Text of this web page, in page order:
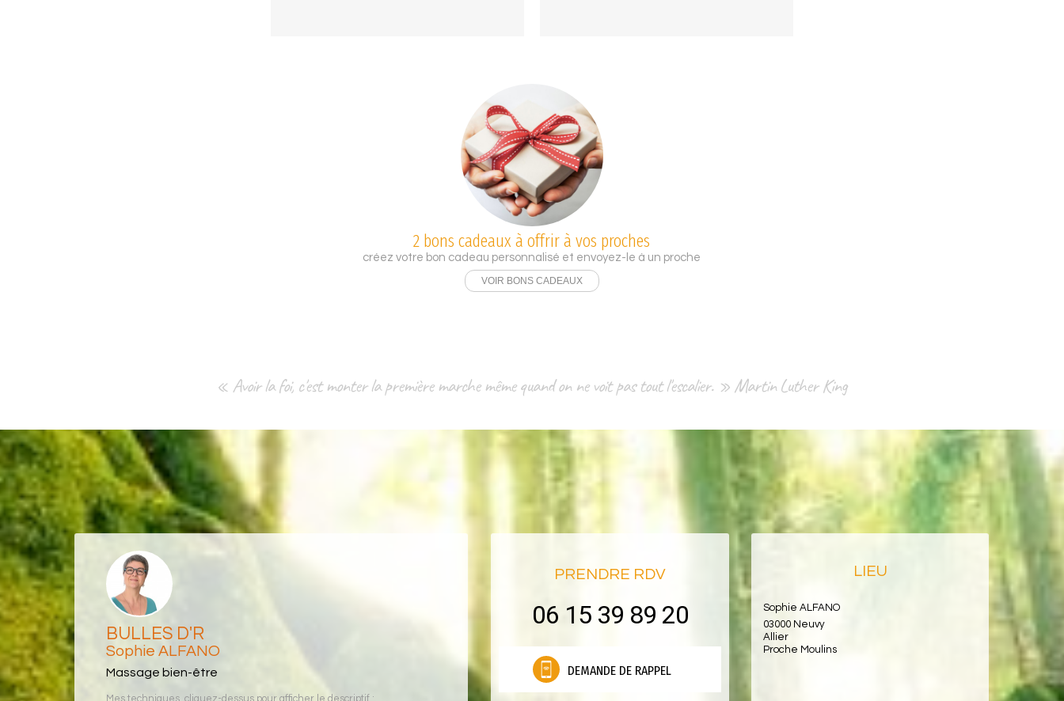
2 bons cadeaux à offrir à vos proches
créez votre bon cadeau personnalisé et envoyez-le à un proche
VOIR BONS CADEAUX
« Avoir la foi, c'est monter la première marche même quand on ne voit pas tout l'escalier. » Martin Luther King
BULLES D'R
Sophie ALFANO
Massage bien-être
PRENDRE RDV
06 15 39 89 20
DEMANDE DE RAPPEL
LIEU
Sophie ALFANO
03000 Neuvy
Allier
Proche Moulins